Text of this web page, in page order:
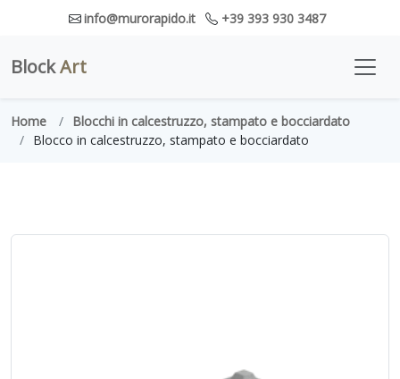
info@murorapido.it +39 393 930 3487
BlockArt
Home
Blocchi in calcestruzzo, stampato e bocciardato
Blocco in calcestruzzo, stampato e bocciardato